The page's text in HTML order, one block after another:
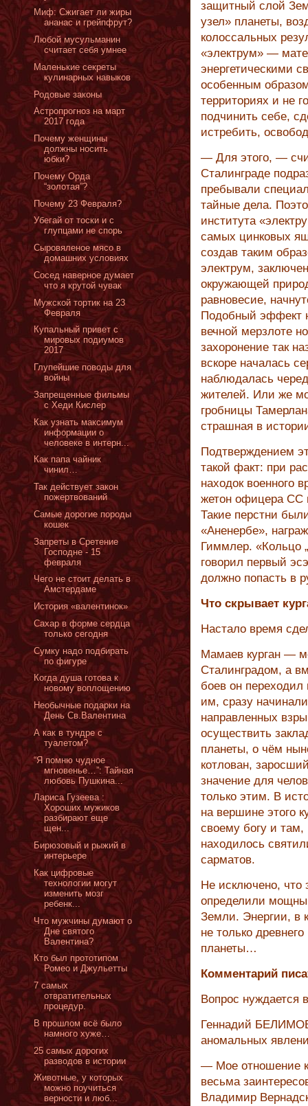
защитный слой
узел» планеты,
колоссальных
«электрум» —
энергетическими
особенным
территориях и не
подчинить себе,
истребить,
— Для этого, —
Сталинграде
пребывали
тайные дела.
института
самых цинковых
создав таким
электрум,
окружающей
равновесие,
Подобный эффект
вечной мерзлоте
захоронение так
вскоре началась
наблюдалась
жителей. Или же
гробницы
страшная в
Подтверждением
такой факт: при
находок военного
жетон офицера СС
Такие перстни
«Аненербе»,
Гиммлер. «Кольцо
говорил первый
должно попасть в
Что скрывает
Настало время
Мамаев курган —
Сталинградом, а
боев он переходил
им, сразу
направленных
осуществить
планеты, о чём
котлован,
значение для
только этим. В
на вершине этого
своему богу и
находилось
сарматов.
Не исключено, что
определили
Земли. Энергии, в
не только
планеты…
Комментарий
Вопрос нуждается
Геннадий
аномальных
— Мое отношение
весьма
Владимир
Миф: Сжигает ли жиры
ананас и грейпфрут?
Любой мусульманин
считает себя умнее
Маленькие секреты
кулинарных навыков
Родовые законы
Астропрогноз на март
2017 года
Почему женщины
должны носить
юбки?
Почему Орда
“золотая”?
Почему 23 Февраля?
Убегай от тоски и с
глупцами не спорь
Сыровяленое мясо в
домашних условиях
Сосед наверное думает
что я крутой чувак
Мужской тортик на 23
Февраля
Купальный привет с
мировых подиумов
2017
Глупейшие поводы для
войны
Запрещенные фильмы
с Хеди Кислер
Как узнать максимум
информации о
человеке в интерн...
Как папа чайник
чинил…
Так действует закон
пожертвований
Самые дорогие породы
кошек
Запреты в Сретение
Господне - 15
февраля
Чего не стоит делать в
Амстердаме
История «валентинок»
Сахар в форме сердца
только сегодня
Сумку надо подбирать
по фигуре
Когда душа готова к
новому воплощению
Необычные подарки на
День Св.Валентина
А как в тундре с
туалетом?
“Я помню чудное
мгновенье…”: Тайная
любовь Пушкина...
Лариса Гузеева :
Хороших мужиков
разбирают еще
щен...
Бирюзовый и рыжий в
интерьере
Как цифровые
технологии могут
изменить мозг
ребенк...
Что мужчины думают о
Дне святого
Валентина?
Кто был прототипом
Ромео и Джульетты
7 самых
отвратительных
процедур.
В прошлом всё было
намного хуже…
25 самых дорогих
разводов в истории
Животные, у которых
можно поучиться
верности и люб...